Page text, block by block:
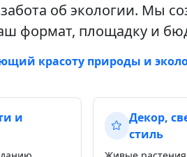
об экологии. Мы
формат, площадку и
красоту природы и
и
Декор,
стиль